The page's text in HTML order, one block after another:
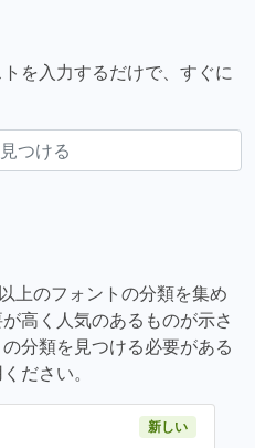
を入力するだけで、すぐに
上のフォントの分類を集め
高く人気のあるものが示さ
分類を見つける必要がある
ださい。
新しい